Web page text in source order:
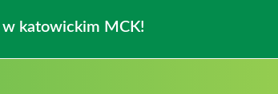
w katowickim MCK!